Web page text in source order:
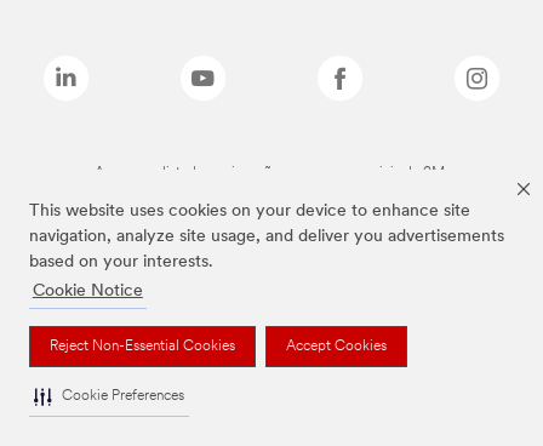
This website uses cookies on your device to enhance site
navigation, analyze site usage, and deliver you advertisements
based on your interests.
Cookie Notice
Reject Non-Essential Cookies Accept Cookies
Cookie Preferences
As marcas listadas a cima são marcas comerciais da 3M.